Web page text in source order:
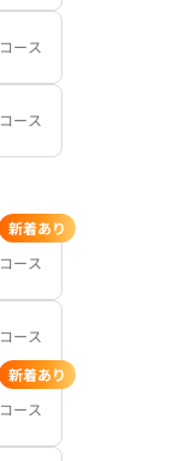
コース
コース
コース
新着あり
コース
コース
新着あり